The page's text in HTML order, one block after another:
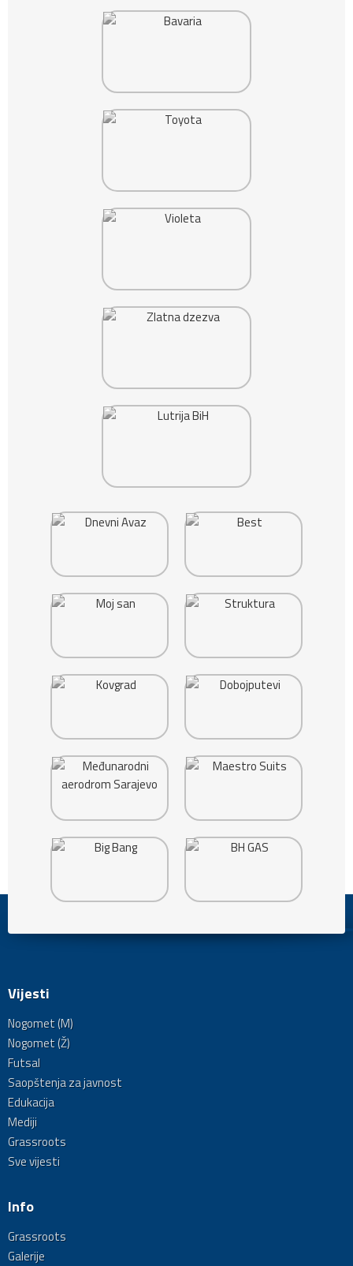
Vijesti
Nogomet (M)
Nogomet (Ž)
Futsal
Saopštenja za javnost
Edukacija
Mediji
Grassroots
Sve vijesti
Info
Grassroots
Galerije